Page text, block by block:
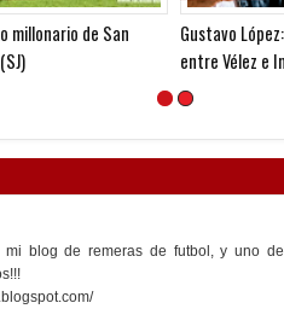
de Quinteros Pellegrino no
mi blog de remeras de futbol, y uno